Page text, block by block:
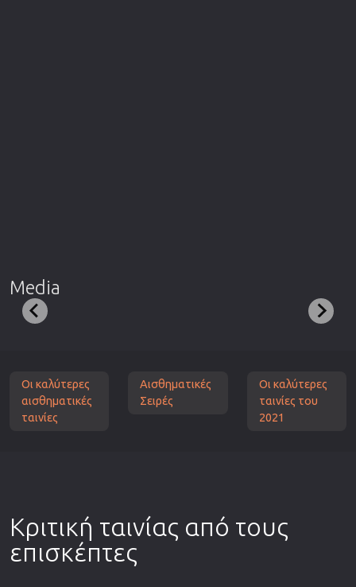
Media
Οι καλύτερες
αισθηματικές
ταινίες
Αισθηματικές
Σειρές
Οι καλύτερες
ταινίες του
2021
Κριτική ταινίας από τους
επισκέπτες